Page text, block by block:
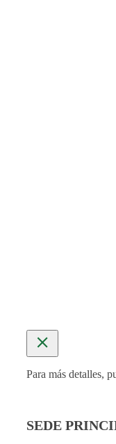
Para más detalles,
SEDE